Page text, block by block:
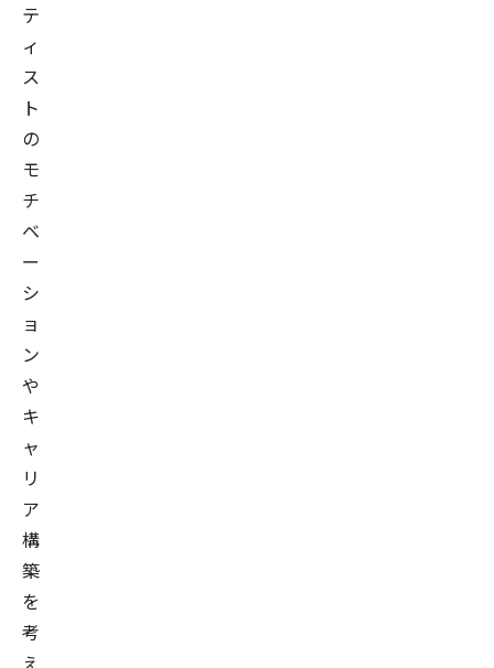
テ
ィ
ス
ト
の
モ
チ
ベ
ー
シ
ョ
ン
や
キ
ャ
リ
ア
構
築
を
考